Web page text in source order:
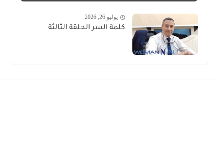
يوليو 26, 2026
كلمة السر الحلقة الثالثة